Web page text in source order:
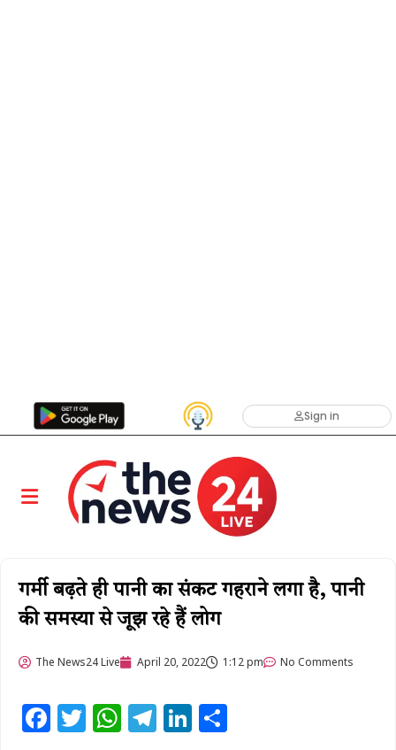
Sign in
गर्मी बढ़ते ही पानी का संकट गहराने लगा है, पानी
की समस्या से जूझ रहे हैं लोग
The News24 Live April 20, 2022 1:12 pm No Comments
Facebook
Twitter
WhatsApp
Telegram
LinkedIn